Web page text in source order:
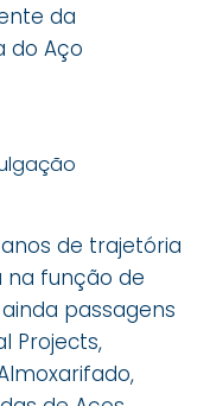
da
do Aço
de trajetória
na função de
passagens
Projects,